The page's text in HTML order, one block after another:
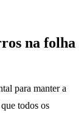
na folha
para manter a
todos os